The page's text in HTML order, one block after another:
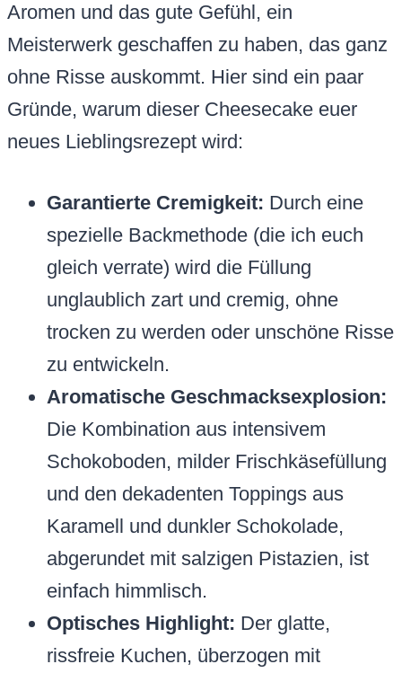
Aromen und das gute Gefühl, ein
Meisterwerk geschaffen zu haben, das ganz
ohne Risse auskommt. Hier sind ein paar
Gründe, warum dieser Cheesecake euer
neues Lieblingsrezept wird:
Garantierte Cremigkeit: Durch eine
spezielle Backmethode (die ich euch
gleich verrate) wird die Füllung
unglaublich zart und cremig, ohne
trocken zu werden oder unschöne Risse
zu entwickeln.
Aromatische Geschmacksexplosion:
Die Kombination aus intensivem
Schokoboden, milder Frischkäsefüllung
und den dekadenten Toppings aus
Karamell und dunkler Schokolade,
abgerundet mit salzigen Pistazien, ist
einfach himmlisch.
Optisches Highlight: Der glatte,
rissfreie Kuchen, überzogen mit